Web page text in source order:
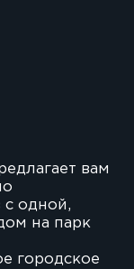
вам
с одной,
на парк
городское